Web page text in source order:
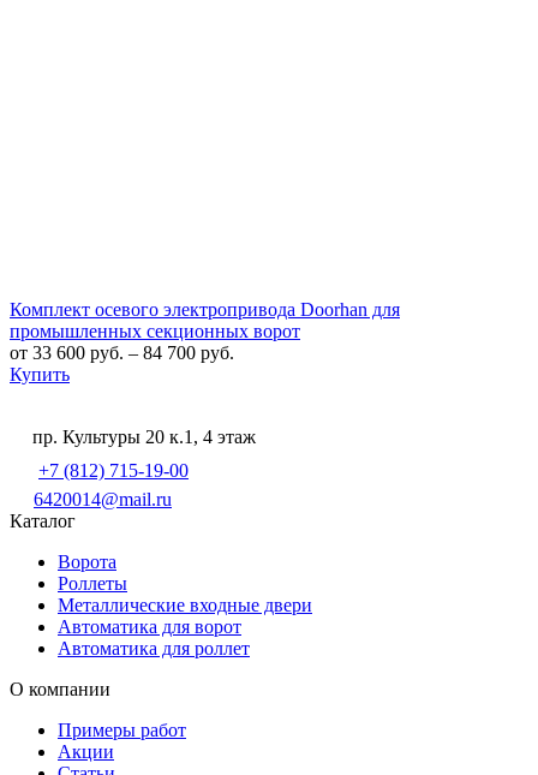
Комплект осевого электропривода Doorhan для
промышленных секционных ворот
от 33 600 руб. – 84 700 руб.
Купить
пр. Культуры 20 к.1, 4 этаж
+7 (812) 715-19-00
6420014@mail.ru
Каталог
Ворота
Роллеты
Металлические входные двери
Автоматика для ворот
Автоматика для роллет
О компании
Примеры работ
Акции